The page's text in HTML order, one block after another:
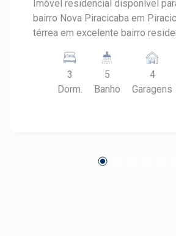
Imóvel residencial disponível
bairro Nova Piracicaba em
térrea em excelente bairro
variados comércios e serviços,
Avenida Cruzeiro do Sul. - 206,50m² de área útil;
- 3 dormitórios com armários,
serviço com armários; - Área de lazer com
3
Dorm.
5
Banho
4
Garagens